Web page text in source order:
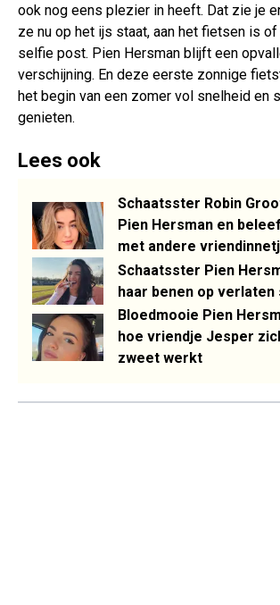
ook nog eens plezier in heeft. Dat zie je
ze nu op het ijs staat, aan het fietsen is
selfie post. Pien Hersman blijft een
verschijning. En deze eerste zonnige
het begin van een zomer vol snelheid en
genieten.
Lees ook
Schaatsster Robin
Pien Hersman en
met andere
Schaatsster Pien
haar benen op
Bloedmooie Pien
hoe vriendje Jesper
zweet werkt